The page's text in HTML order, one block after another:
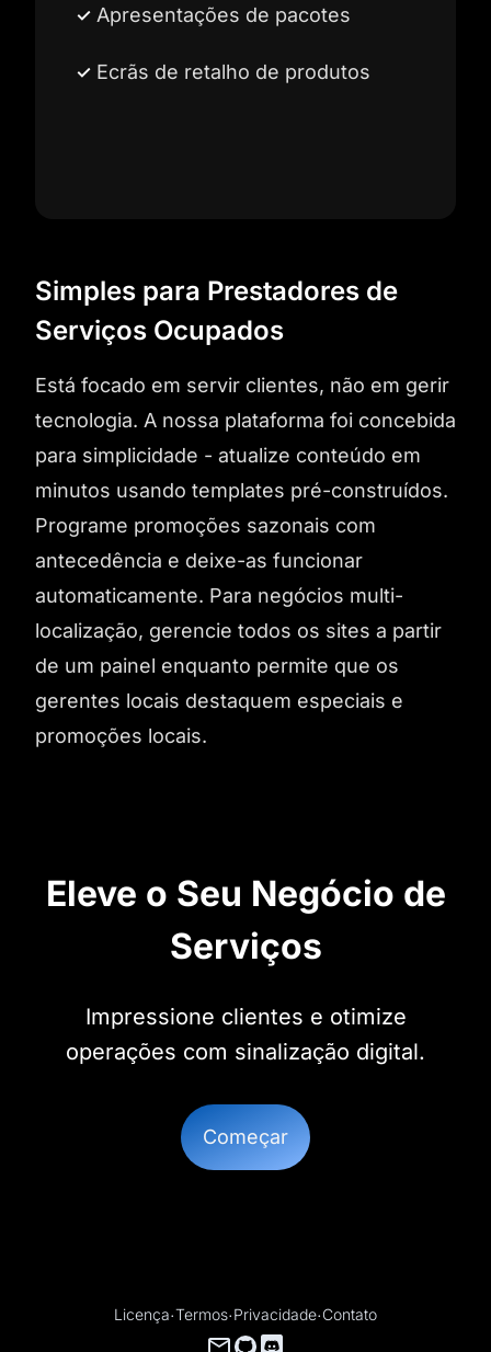
Apresentações de pacotes
Ecrãs de retalho de produtos
Simples para Prestadores de
Serviços Ocupados
Está focado em servir clientes, não em gerir
tecnologia. A nossa plataforma foi concebida
para simplicidade - atualize conteúdo em
minutos usando templates pré-construídos.
Programe promoções sazonais com
antecedência e deixe-as funcionar
automaticamente. Para negócios multi-
localização, gerencie todos os sites a partir
de um painel enquanto permite que os
gerentes locais destaquem especiais e
promoções locais.
Eleve o Seu Negócio de
Serviços
Impressione clientes e otimize
operações com sinalização digital.
Começar
Licença·Termos·Privacidade·Contato